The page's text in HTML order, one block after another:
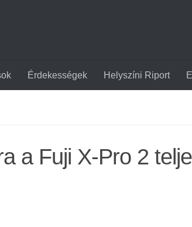
Érdekességek Helyszíni Riport
a Fuji X-Pro 2